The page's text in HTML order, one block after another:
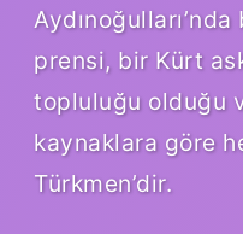
prensi, bir Kürt
topluluğu olduğu
kaynaklara göre
Türkmen’dir.